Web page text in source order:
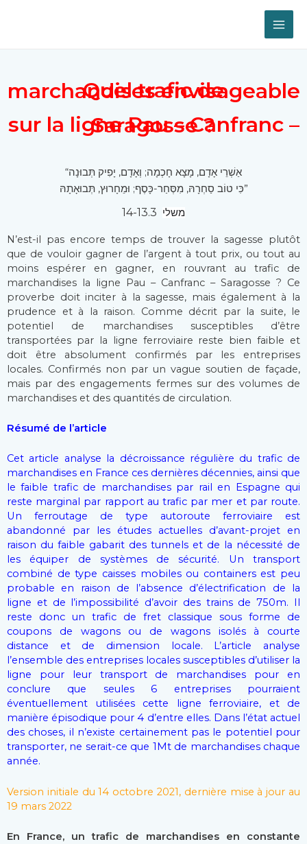
Quel trafic de marchandises envisageable
sur la ligne Pau – Canfranc – Saragosse ?
“אַשְׁרֵי אָדָם, מָצָא חָכְמָה; וְאָדָם, יָפִיק תְּבוּנָה
כִּי טוֹב סַחְרָהּ, מִסְּחַר-כָּסֶף; וּמֵחָרוּץ, תְּבוּאָתָהּ”
14-13.3 משלי
N’est-il pas encore temps de trouver la sagesse plutôt
que de vouloir gagner de l’argent à tout prix, ou tout au
moins espérer en gagner, en rouvrant au trafic de
marchandises la ligne Pau – Canfranc – Saragosse ? Ce
proverbe doit inciter à la sagesse, mais également à la
prudence et à la raison. Comme décrit par la suite, le
potentiel de marchandises susceptibles d’être
transportées par la ligne ferroviaire reste bien faible et
doit être absolument confirmés par les entreprises
locales. Confirmés non par un vague soutien de façade,
mais par des engagements fermes sur des volumes de
marchandises et des quantités de circulation.
Résumé de l’article
Cet article analyse la décroissance régulière du trafic de
marchandises en France ces dernières décennies, ainsi que
le faible trafic de marchandises par rail en Espagne qui
reste marginal par rapport au trafic par mer et par route.
Un ferroutage de type autoroute ferroviaire est
abandonné par les études actuelles d’avant-projet en
raison du faible gabarit des tunnels et de la nécessité de
les équiper de systèmes de sécurité. Un transport
combiné de type caisses mobiles ou containers est peu
probable en raison de l’absence d’électrification de la
ligne et de l’impossibilité d’avoir des trains de 750m. Il
reste donc un trafic de fret classique sous forme de
coupons de wagons ou de wagons isolés à courte
distance et de dimension locale. L’article analyse
l’ensemble des entreprises locales susceptibles d’utiliser la
ligne pour leur transport de marchandises pour en
conclure que seules 6 entreprises pourraient
éventuellement utilisées cette ligne ferroviaire, et de
manière épisodique pour 4 d’entre elles. Dans l’état actuel
des choses, il n’existe certainement pas le potentiel pour
transporter, ne serait-ce que 1Mt de marchandises chaque
année.
Version initiale du 14 octobre 2021, dernière mise à jour au
19 mars 2022
En France, un trafic de marchandises en constante